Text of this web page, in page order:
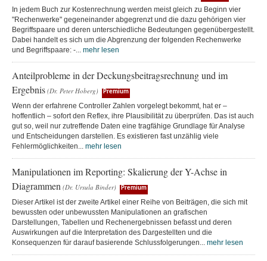
In jedem Buch zur Kostenrechnung werden meist gleich zu Beginn vier
"Rechenwerke" gegeneinander abgegrenzt und die dazu gehörigen vier
Begriffspaare und deren unterschiedliche Bedeutungen gegenübergestellt.
Dabei handelt es sich um die Abgrenzung der folgenden Rechenwerke
und Begriffspaare: -... mehr lesen
Anteilprobleme in der Deckungsbeitragsrechnung und im
Ergebnis (Dr. Peter Hoberg) Premium
Wenn der erfahrene Controller Zahlen vorgelegt bekommt, hat er –
hoffentlich – sofort den Reflex, ihre Plausibilität zu überprüfen. Das ist auch
gut so, weil nur zutreffende Daten eine tragfähige Grundlage für Analyse
und Entscheidungen darstellen. Es existieren fast unzählig viele
Fehlermöglichkeiten... mehr lesen
Manipulationen im Reporting: Skalierung der Y-Achse in
Diagrammen (Dr. Ursula Binder) Premium
Dieser Artikel ist der zweite Artikel einer Reihe von Beiträgen, die sich mit
bewussten oder unbewussten Manipulationen an grafischen
Darstellungen, Tabellen und Rechenergebnissen befasst und deren
Auswirkungen auf die Interpretation des Dargestellten und die
Konsequenzen für darauf basierende Schlussfolgerungen... mehr lesen